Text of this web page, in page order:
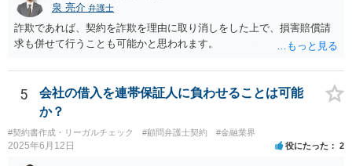
るのかを明確にすることが重要です。謝罪、調査協力、金銭負担、始
末書提出など、求められている内容によって対応は異なります。不用
意に責任を認める文書を作成したり、損害負担を約束したりすること
は避けるべきです。一方で、在職中の業務内容、権限分掌、引継ぎ資
いる場合には、会社とのやり取りを保存し、弁護士に相談したうえで
対応なさった方がよいでしょう。
泉 亮介 弁護士
詐欺であれば、契約を詐欺を理由に取り消しをした上で、損害賠償請
求も併せて行うことも可能かと思われます。
5
会社の借入を連帯保証人に負わせることは可能
か？
#契約書作成・リーガルチェック #顧問弁護士契約 #金融業界
2025年6月12日 役にたった 2